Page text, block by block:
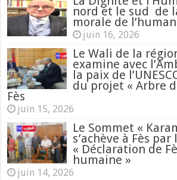
nord et le sud de
morale de
juin 16, 2026
Le Wali de la
examine avec
la paix de
du projet « Arbre
Fès
juin 15, 2026
Le Sommet «
s’achève à Fès
« Déclaration de
humaine »
juin 14, 2026